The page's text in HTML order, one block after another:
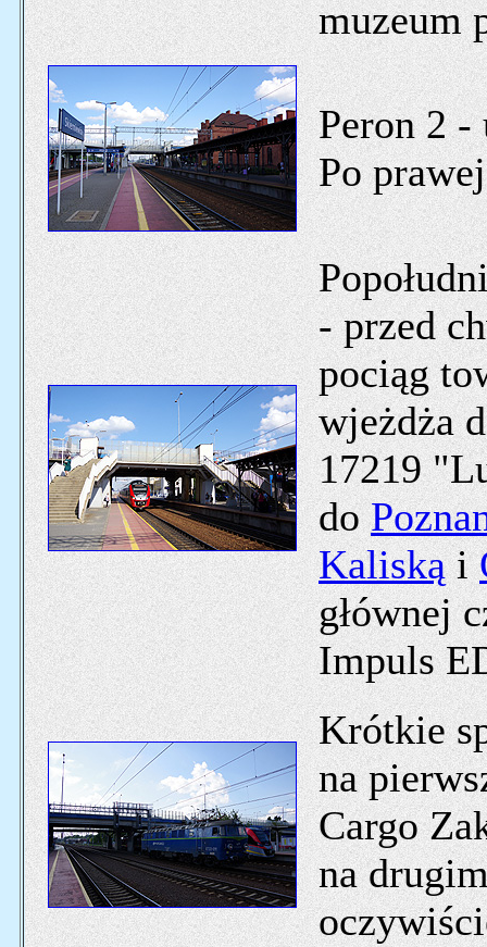
muzeum
Peron 2 -
Po
- przed
pociąg
wjeżdża
17219
do
Kaliskąi
głównej
Impuls
Krótkie
na
Cargo
na